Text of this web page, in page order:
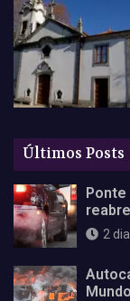
Últimos Posts
2